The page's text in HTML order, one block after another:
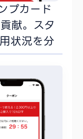
プカード
献。スタ
状況を分